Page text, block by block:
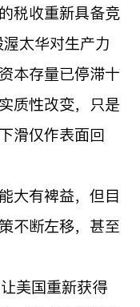
税收重新具备竞
太华对生产力
本存量已停滞十
质性改变，只是
滑仅作表面回
大有裨益，但目
不断左移，甚至
美国重新获得